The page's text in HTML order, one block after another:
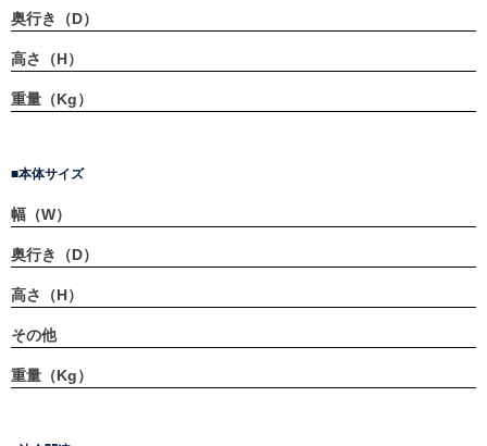
奥行き（D）
高さ（H）
重量（Kg）
本体サイズ
幅（W）
奥行き（D）
高さ（H）
その他
重量（Kg）